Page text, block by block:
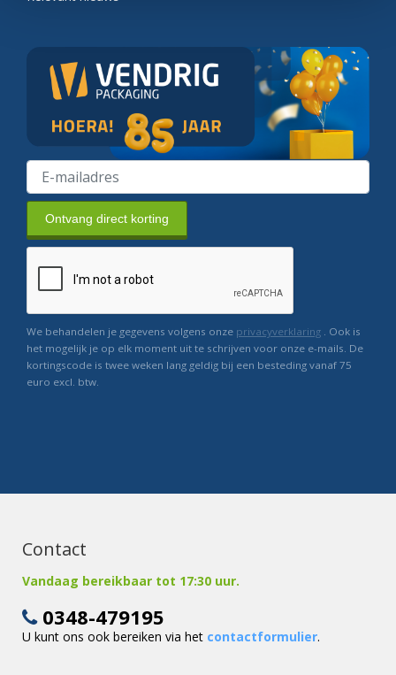
Ontvang direct korting
We behandelen je gegevens volgens onze privacyverklaring . Ook is
het mogelijk je op elk moment uit te schrijven voor onze e-mails. De
kortingscode is twee weken lang geldig bij een besteding vanaf 75
euro excl. btw.
Contact
Vandaag bereikbaar tot 17:30 uur.
0348-479195
U kunt ons ook bereiken via het contactformulier.